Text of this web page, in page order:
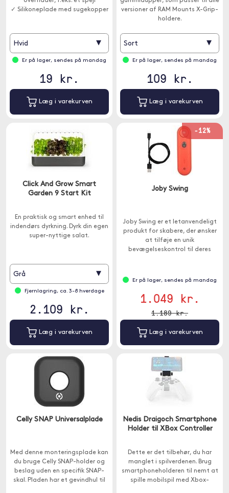
✓ Silikoneplade med sugekopper
Hvid ▾
Er på lager, sendes på mandag
19 kr.
Læg i varekurven
versioner af RAM Mounts X-Grip-
holdere.
Sort ▾
Er på lager, sendes på mandag
109 kr.
Læg i varekurven
Click And Grow Smart
Garden 9 Start Kit
En praktisk og smart enhed til
indendørs dyrkning. Dyrk din egen
super-nyttige salat.
Grå ▾
Fjernlagring, ca. 3-8 hverdage
2.109 kr.
Læg i varekurven
-12%
Joby Swing
Joby Swing er et letanvendeligt
produkt for skabere, der ønsker
at tilføje en unik
bevægelseskontrol til deres
Er på lager, sendes på mandag
1.049 kr.
1.189 kr.
Læg i varekurven
Celly SNAP Universalplade
Med denne monteringsplade kan
du bruge Celly SNAP-holder og
beslag uden en specifik SNAP-
skal. Pladen har et gevindhul til
Nedis Draigoch Smartphone
Holder til XBox Controller
Dette er det tilbehør, du har
manglet i spilverdenen. Brug
smartphoneholderen til nemt at
spille mobilspil med Xbox-